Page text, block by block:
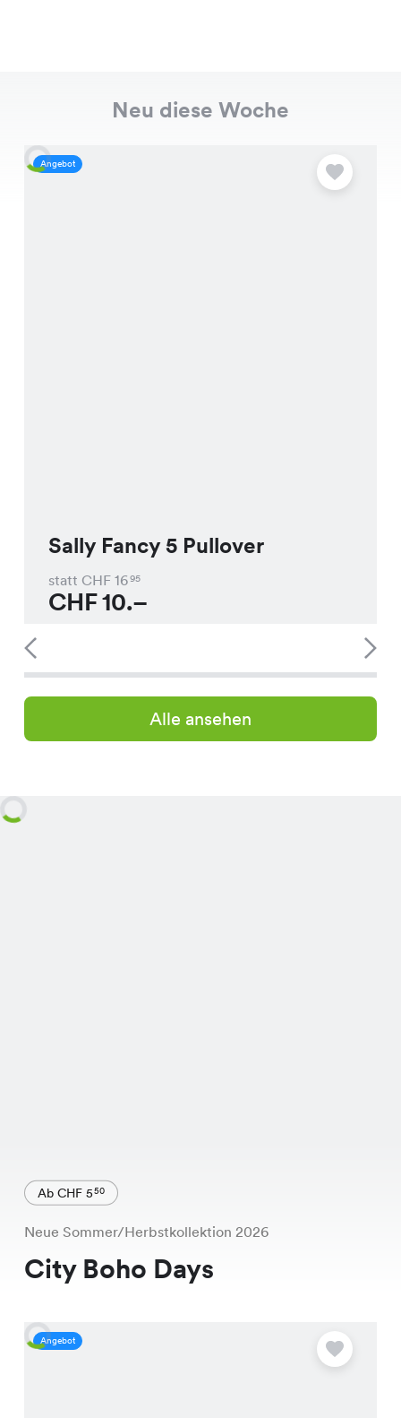
Neu diese Woche
Angebot
Sally Fancy 5 Pullover
statt CHF 1695
CHF10.–
Alle ansehen
Ab CHF 550
Neue Sommer/Herbstkollektion 2026
City Boho Days
Angebot